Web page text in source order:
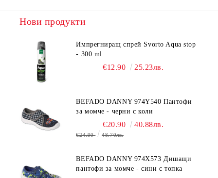
Нови продукти
Импрегниращ спрей Svorto Aqua stop
- 300 ml
€12.90 25.23лв.
BEFADO DANNY 974Y540 Пантофи
за момче - черни с коли
€20.90 40.88лв.
€24.90 48.70лв.
BEFADO DANNY 974X573 Дишащи
пантофи за момче - сини с топка